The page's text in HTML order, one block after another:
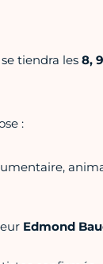
tiendra les 8,
:
Edmond